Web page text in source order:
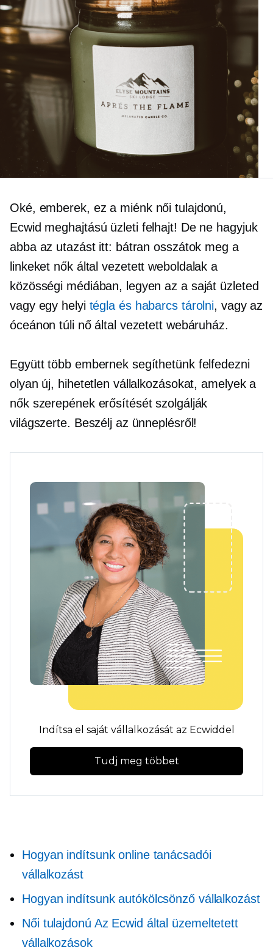
Oké, emberek, ez a miénk női tulajdonú,
Ecwid meghajtású üzleti felhajt! De ne hagyjuk
abba az utazást itt: bátran osszátok meg a
linkeket nők által vezetett weboldalak a
közösségi médiában, legyen az a saját üzleted
vagy egy helyi tégla és habarcstárolni, vagy az
óceánon túli nő által vezetett webáruház.
Együtt több embernek segíthetünk felfedezni
olyan új, hihetetlen vállalkozásokat, amelyek a
nők szerepének erősítését szolgálják
világszerte. Beszélj az ünneplésről!
Indítsa el saját vállalkozását az Ecwiddel
Tudj meg többet
Hogyan indítsunk online tanácsadói
vállalkozást
Hogyan indítsunk autókölcsönző vállalkozást
Női tulajdonú Az Ecwid által üzemeltetett
vállalkozások